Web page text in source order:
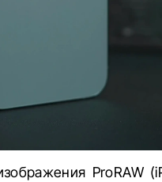
ProRAW